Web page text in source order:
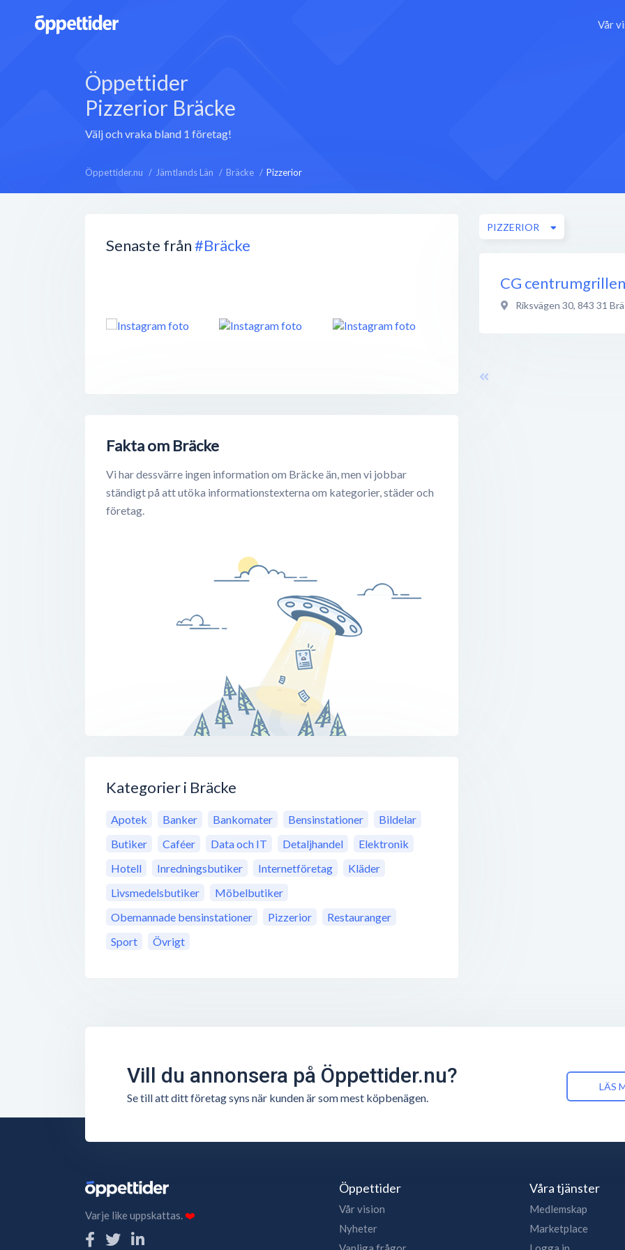
Vår
Öppettider
Pizzerior Bräcke
Välj och vraka bland 1 företag!
Öppettider.nu Jämtlands Län Bräcke Pizzerior
Senaste från#Bräcke
Fakta om Bräcke
Vi har dessvärre ingen information om Bräcke än, men vi jobbar
ständigt på att utöka informationstexterna om kategorier, städer och
företag.
Kategorier i Bräcke
Apotek Banker Bankomater Bensinstationer
Bildelar
Butiker
Caféer Data och IT Detaljhandel
Elektronik
Hotell
Inredningsbutiker Internetföretag
Kläder
Livsmedelsbutiker
Möbelbutiker
Obemannade bensinstationer
Pizzerior
Restauranger
Sport
Övrigt
PIZZERIOR
CG
Riksvägen 30, 843 31
Vill du annonsera på Öppettider.nu?
Se till att ditt företag syns när kunden är som mest köpbenägen.
LÄS
Varje like uppskattas.❤️
Öppettider
Vår vision
Nyheter
Våra tjänster
Medlemskap
Marketplace